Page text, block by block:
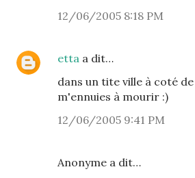
12/06/2005 8:18 PM
etta a dit…
dans un tite ville à coté
m'ennuies à mourir :)
12/06/2005 9:41 PM
Anonyme a dit…